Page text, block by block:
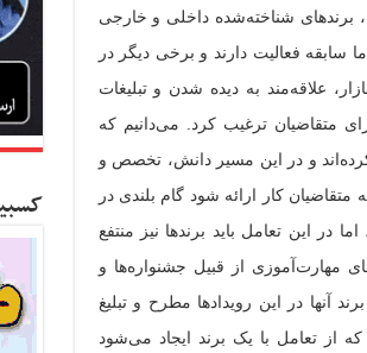
برندهای شناخته‌شده داخلی و خارجی
فعالیت دارند و برخی دیگر در
علاقه‌مند به دیده شدن و تبلیغات
متقاضیان ترغیب کرد. می‌دانیم که
و در این مسیر دانش، تخصص و
کار ارائه شود گام بلندی در
در این تعامل باید برندها نیز منتفع
مهارت‌آموزی از قبیل جشنواره‌ها و
آنها در این رویدادها مطرح و تبلیغ
از تعامل با یک برند ایجاد می‌شود